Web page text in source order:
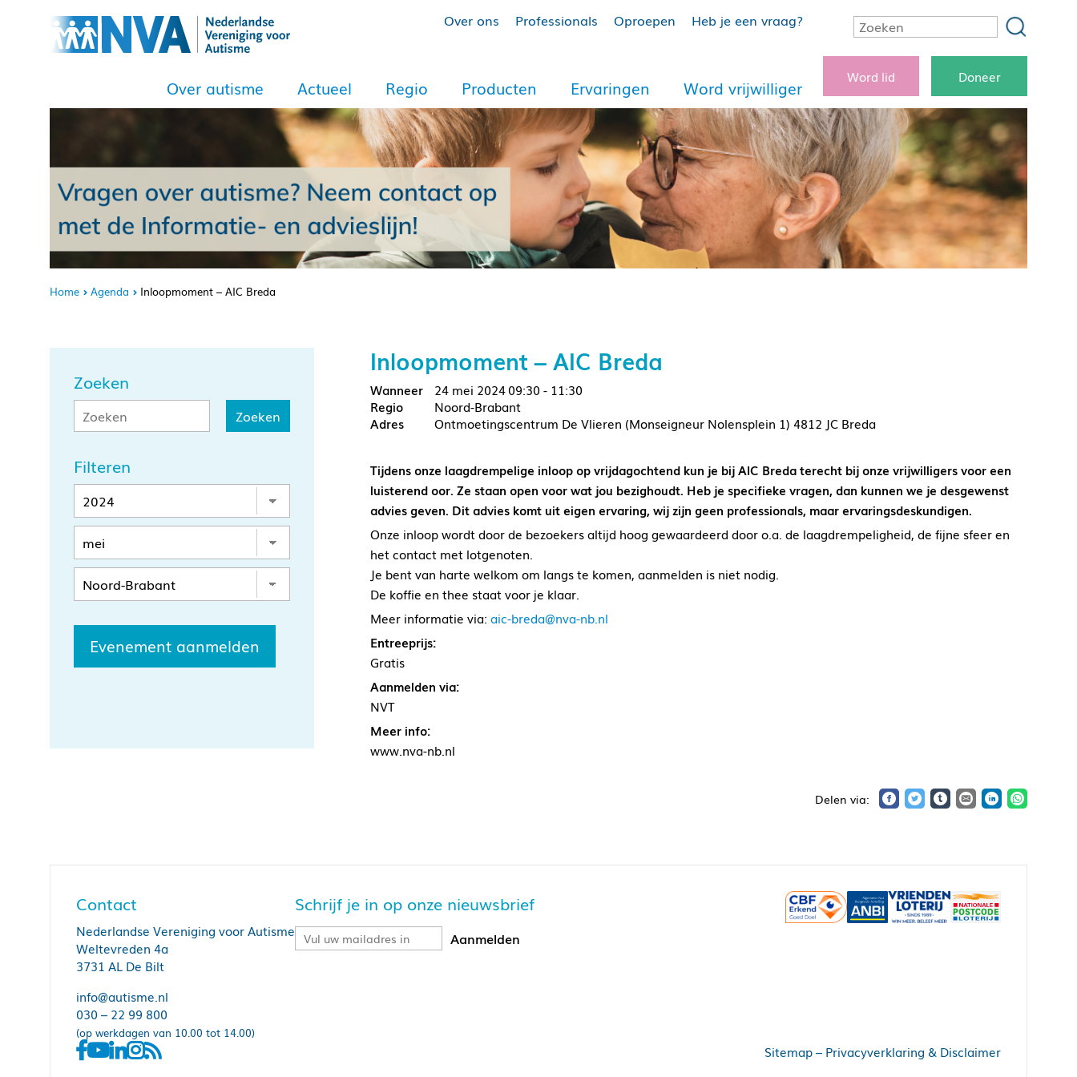
Over ons Professionals Oproepen Heb je een vraag?
Over autisme Actueel Regio Producten Ervaringen Word vrijwilliger
Word lid Doneer
Home Agenda Inloopmoment – AIC Breda
Zoeken
Filteren
Evenement aanmelden
Inloopmoment – AIC Breda
24 mei 202409:30 - 11:30
Noord-Brabant
Ontmoetingscentrum De Vlieren (Monseigneur Nolensplein 1) 4812 JC Breda
Tijdens onze laagdrempelige inloop op vrijdagochtend kun je bij AIC Breda terecht bij onze vrijwilligers voor een
luisterend oor. Ze staan open voor wat jou bezighoudt. Heb je specifieke vragen, dan kunnen we je desgewenst
advies geven. Dit advies komt uit eigen ervaring, wij zijn geen professionals, maar ervaringsdeskundigen.
Onze inloop wordt door de bezoekers altijd hoog gewaardeerd door o.a. de laagdrempeligheid, de fijne sfeer en
het contact met lotgenoten.
Je bent van harte welkom om langs te komen, aanmelden is niet nodig.
De koffie en thee staat voor je klaar.
Meer informatie via: aic-breda@nva-nb.nl
Entreeprijs:
Gratis
Aanmelden via:
NVT
Meer info:
www.nva-nb.nl
Contact
Nederlandse Vereniging voor Autisme
Weltevreden 4a
3731 AL De Bilt
info@autisme.nl
030 – 22 99 800
(op werkdagen van 10.00 tot 14.00)
Schrijf je in op onze nieuwsbrief
Sitemap– Privacyverklaring & Disclaimer